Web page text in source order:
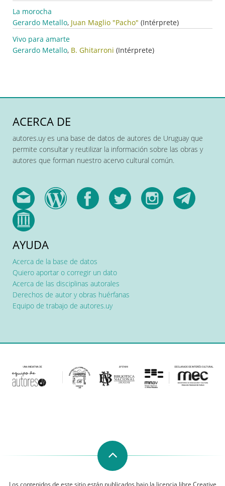
La morocha
Gerardo Metallo, Juan Maglio "Pacho" (Intérprete)
Vivo para amarte
Gerardo Metallo, B. Ghitarroni (Intérprete)
ACERCA DE
autores.uy es una base de datos de autores de Uruguay que
permite consultar y reutilizar la información sobre las obras y
autores que forman nuestro acervo cultural común.
AYUDA
Acerca de la base de datos
Quiero aportar o corregir un dato
Acerca de las disciplinas autorales
Derechos de autor y obras huérfanas
Equipo de trabajo de autores.uy
Los contenidos de este sitio están publicados bajo la licencia libre Creative